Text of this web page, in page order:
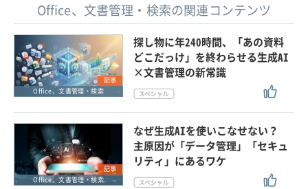
Office、文書管理・検索の関連コンテンツ
記事
Office、文書管理・検索
探し物に年240時間、「あの資料
どこだっけ」を終わらせる生成AI
×文書管理の新常識
記事
Office、文書管理・検索
なぜ生成AIを使いこなせない？
主原因が「データ管理」「セキュ
リティ」にあるワケ